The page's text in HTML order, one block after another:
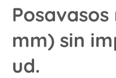
mm) sin
ud.